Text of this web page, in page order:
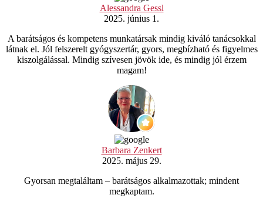
Alessandra Gessl
2025. június 1.
A barátságos és kompetens munkatársak mindig kiváló tanácsokkal
látnak el. Jól felszerelt gyógyszertár, gyors, megbízható és figyelmes
kiszolgálással. Mindig szívesen jövök ide, és mindig jól érzem
magam!
Barbara Zenkert
2025. május 29.
Gyorsan megtaláltam – barátságos alkalmazottak; mindent
megkaptam.